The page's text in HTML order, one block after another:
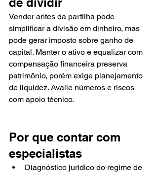
Vender antes da partilha pode
simplificar a divisão em dinheiro, mas
pode gerar imposto sobre ganho de
capital. Manter o ativo e equalizar com
compensação financeira preserva
patrimônio, porém exige planejamento
de liquidez. Avalie números e riscos
com apoio técnico.
Por que contar com
especialistas
Diagnóstico jurídico do regime de